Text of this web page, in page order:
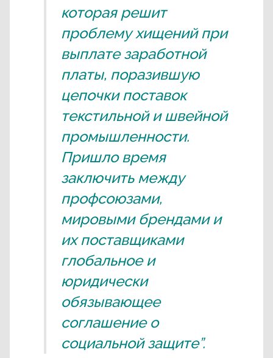
которая решит
проблему хищений при
выплате заработной
платы, поразившую
цепочки поставок
текстильной и швейной
промышленности.
Пришло время
заключить между
профсоюзами,
мировыми брендами и
их поставщиками
глобальное и
юридически
обязывающее
соглашение о
социальной защите”.